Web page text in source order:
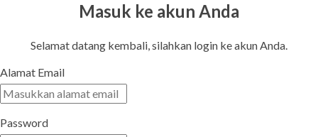
Masuk ke akun Anda
Selamat datang kembali, silahkan login ke akun Anda.
Alamat Email
Password